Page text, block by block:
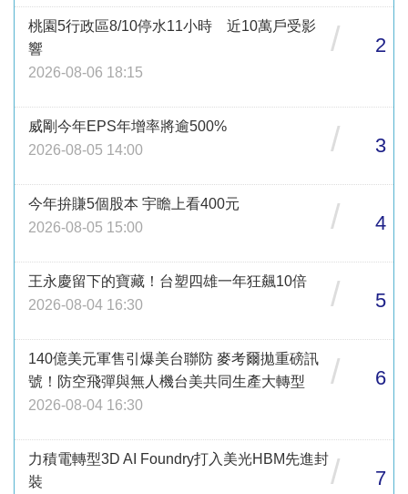
桃園5行政區8/10停水11小時 近10萬戶受影
響
2026-08-06 18:15
/ 2
威剛今年EPS年增率將逾500%
2026-08-05 14:00
/ 3
今年拚賺5個股本 宇瞻上看400元
2026-08-05 15:00
/ 4
王永慶留下的寶藏！台塑四雄一年狂飆10倍
2026-08-04 16:30
/ 5
140億美元軍售引爆美台聯防 麥考爾拋重磅訊
號！防空飛彈與無人機台美共同生產大轉型
2026-08-04 16:30
/ 6
力積電轉型3D AI Foundry打入美光HBM先進封
裝
/ 7